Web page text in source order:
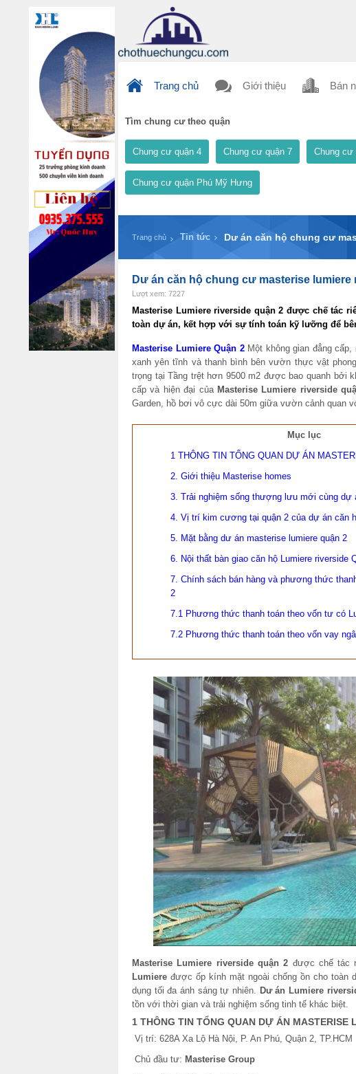
Trang chủ Giới thiệu Bán
Tìm chung cư theo quận
Chung cư quận 4 Chung cư quận 7 Chung cư
Chung cư quận Phú Mỹ Hưng
Trang chủ Tin tức Dư án căn hộ chung cư
Dư án căn hộ chung cư masterise
Lượt xem: 7227
Masterise Lumiere riverside quận 2 được chế tác
toàn dự án, kết hợp với sự tính toán kỹ lưỡng để
Masterise Lumiere Quận 2Một không gian đẳng cấp,
xanh yên tĩnh và thanh bình bên vườn thực vật
trọng tại Tầng trệt hơn 9500 m2 được bao quanh
cấp và hiện đại của Masterise Lumiere riverside
Garden, hồ bơi vô cực dài 50m giữa vườn cảnh quan
Mục lục
1 THÔNG TIN TỔNG QUAN DỰ ÁN
2. Giới thiệu Masterise homes
3. Trải nghiệm sống thượng lưu mới cùng dự
4. Vị trí kim cương tại quận 2 của dự án căn
5. Mặt bằng dư án masterise lumiere quận 2
6. Nội thất bàn giao căn hộ Lumiere riverside
7. Chính sách bán hàng và phương thức
2
7.1 Phương thức thanh toán theo vốn tư có
7.2 Phương thức thanh toán theo vốn vay
Masterise Lumiere riverside quận 2 được chế tác
Lumiere được ốp kính mặt ngoài chống ồn cho
dụng tối đa ánh sáng tự nhiên. Dư án Lumiere
tồn với thời gian và trải nghiệm sống tinh tế khác biệt.
1 THÔNG TIN TỔNG QUAN DỰ ÁN MASTERISE
Vị trí: 628A Xa Lộ Hà Nội, P. An Phú, Quận 2, TP.HCM
Chủ đầu tư: Masterise Group